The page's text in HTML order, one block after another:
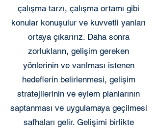
çalışma tarzı, çalışma ortamı gibi
konular konuşulur ve kuvvetli yanları
ortaya çıkarırız. Daha sonra
zorlukların, gelişim gereken
yönlerinin ve varılması istenen
hedeflerin belirlenmesi, gelişim
stratejilerinin ve eylem planlarının
saptanması ve uygulamaya geçilmesi
safhaları gelir. Gelişimi birlikte